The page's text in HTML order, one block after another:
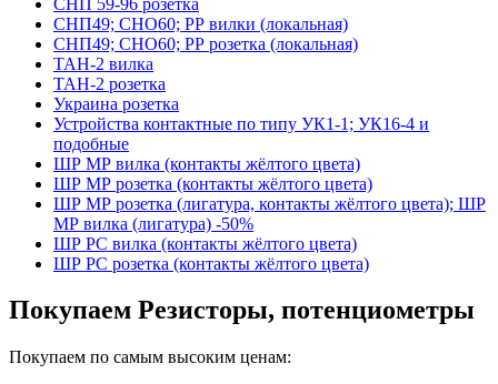
СНП49; СНО60; РР вилки (локальная)
СНП49; СНО60; РР розетка (локальная)
ТАН-2 вилка
ТАН-2 розетка
Украина розетка
Устройства контактные по типу УК1-1; УК16-4 и
подобные
ШР МР вилка (контакты жёлтого цвета)
ШР МР розетка (контакты жёлтого цвета)
ШР МР розетка (лигатура, контакты жёлтого цвета); ШР
МР вилка (лигатура) -50%
ШР РС вилка (контакты жёлтого цвета)
ШР РС розетка (контакты жёлтого цвета)
Покупаем Резисторы, потенциометры
Покупаем по самым высоким ценам: